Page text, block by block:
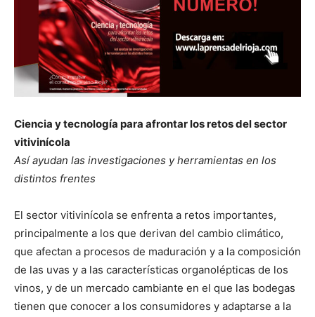
Ciencia ytecnología para afrontar los retosdel sector
vitivinícola
Así ayudan las investigaciones y herramientas en los
distintos frentes
El sector vitivinícola se enfrenta a retos importantes,
principalmente a los que derivan del cambio climático,
que afectan a procesos de maduración y a la composición
de las uvas y a las características organolépticas de los
vinos, y de un mercado cambiante en el que las bodegas
tienen que conocer a los consumidores y adaptarse a la